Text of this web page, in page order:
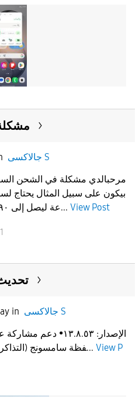
جالاكسى S
مرحبالدي مشكلة في الشحن
عة ليصل إلى ٩٠%بعد اقل من ٥ دقائق يتحول... View Post
1
in
جالاكسى S
فظة سامسونج (التذاكر وبطاقات الصعود)• إصلاحات... View P